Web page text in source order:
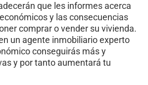
que les informes acerca
y las consecuencias
comprar o vender su vivienda.
un agente inmobiliario experto
conseguirás más y
y por tanto aumentará tu